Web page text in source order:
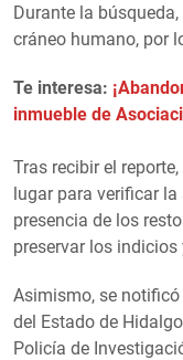
Durante la
cráneo humano, por
Te interesa:
inmueble de
Tras recibir el
lugar para verificar
presencia de los
preservar los
Asimismo, se
del Estado de
Policía de